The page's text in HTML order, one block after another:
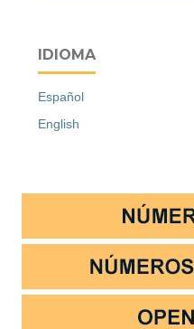
IDIOMA
Español
English